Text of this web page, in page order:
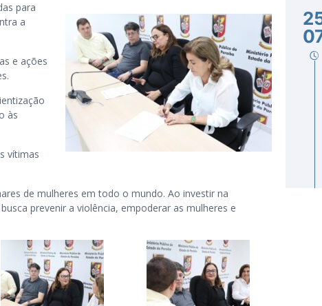
para
a
e ações
às
vítimas
de mulheres em todo o mundo. Ao investir na
busca prevenir a violência, empoderar as mulheres e